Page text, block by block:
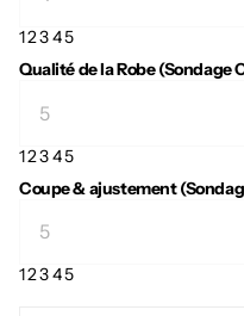
12345
Qualité de la Robe (Sondage
12345
Coupe & ajustement
12345